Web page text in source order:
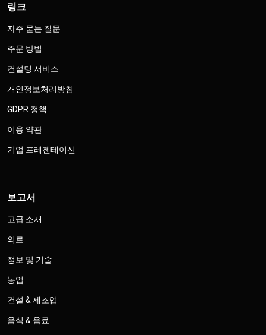
링크
자주 묻는 질문
주문 방법
컨설팅 서비스
개인정보처리방침
GDPR 정책
이용 약관
기업 프레젠테이션
보고서
고급 소재
의료
정보 및 기술
농업
건설 & 제조업
음식 & 음료